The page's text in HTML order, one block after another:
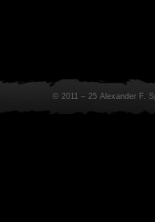
© 2011 – 25 Alexander F.